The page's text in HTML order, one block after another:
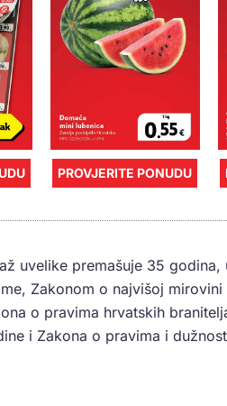
PROVJERITE PONUDU
uvelike premašuje 35
Zakonom o najvišoj
o pravima hrvatskih
i Zakona o pravima i